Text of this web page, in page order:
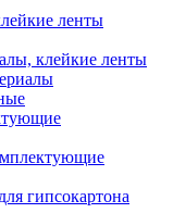
ленты
клейкие ленты
гипсокартона